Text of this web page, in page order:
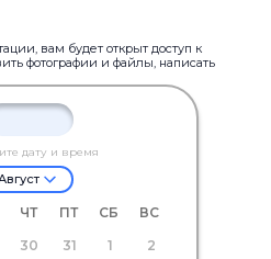
вам будет открыт доступ к
фотографии и файлы, написать
дату и время
ЧТ ПТ СБ
ВС
30 31 1
2